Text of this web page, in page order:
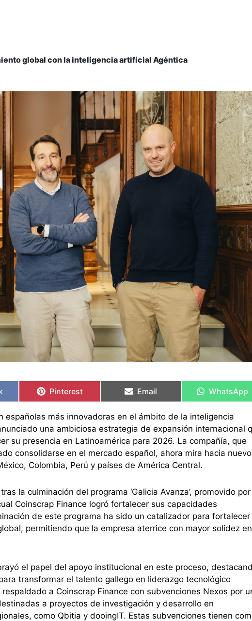
global con la inteligencia artificial Agéntica
en
Pinterest
en
Email
en
WhatsApp
españolas más innovadoras en el ámbito de la inteligencia
una ambiciosa estrategia de expansión internacional
su presencia en Latinoamérica para 2026. La compañía, que
consolidarse en el mercado español, ahora mira hacia
Colombia, Perú y países de América Central.
la culminación del programa ‘Galicia Avanza’, promovido
Coinscrap Finance logró fortalecer sus capacidades
de este programa ha sido un catalizador para fortalecer
permitiendo que la empresa aterrice con mayor solidez en
el papel del apoyo institucional en este proceso,
transformar el talento gallego en liderazgo tecnológico
a Coinscrap Finance con subvenciones Nexos por
a proyectos de investigación y desarrollo en
como Qbitia y dooingIT. Estas subvenciones tienen
en
en
en